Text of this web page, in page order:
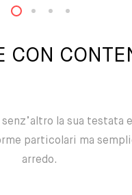
CON
la sua testata
particolari ma
arredo.